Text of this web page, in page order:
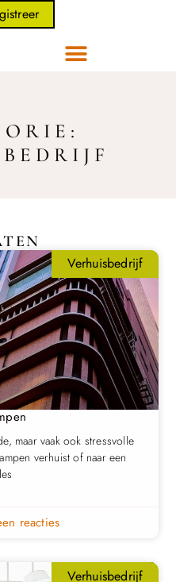
Verhuisbedrijf
maar vaak ook stressvolle
verhuist of naar een
reacties
Verhuisbedrijf